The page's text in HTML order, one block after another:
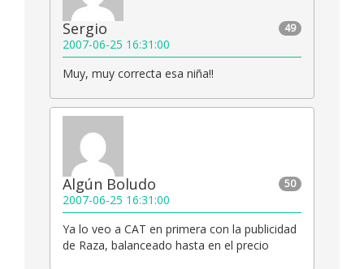
49
Sergio
2007-06-25 16:31:00
Muy, muy correcta esa niña!!
50
Algún Boludo
2007-06-25 16:31:00
Ya lo veo a CAT en primera con la publicidad
de Raza, balanceado hasta en el precio